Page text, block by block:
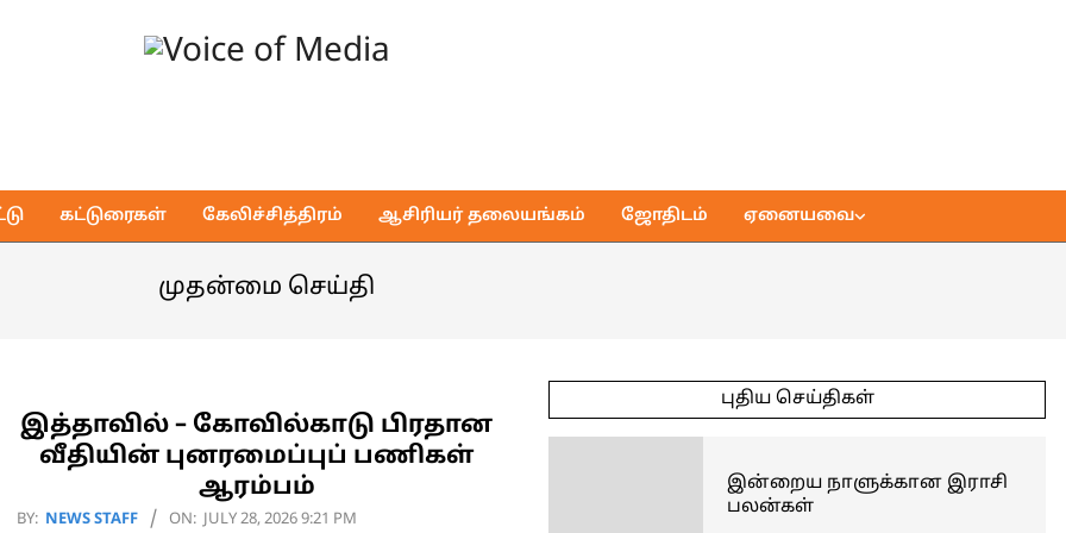
of
Media
கட்டுரைகள் கேலிச்சித்திரம் ஆசிரியர் தலையங்கம் ஜோதிடம் ஏனையவை
முதன்மை செய்தி
இத்தாவில் – கோவில்காடு பிரதான
வீதியின் புனரமைப்புப் பணிகள்
ஆரம்பம்
2026-
BY: NEWS STAFF ON: JULY 28, 2026 9:21 PM
புதிய செய்திகள்
இன்றைய நாளுக்கான இராசி
பலன்கள்